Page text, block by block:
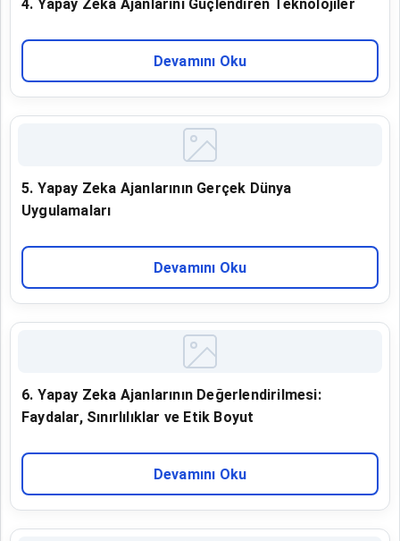
4. Yapay Zeka Ajanlarını Güçlendiren Teknolojiler
Devamını Oku
5. Yapay Zeka Ajanlarının Gerçek Dünya
Uygulamaları
Devamını Oku
6. Yapay Zeka Ajanlarının Değerlendirilmesi:
Faydalar, Sınırlılıklar ve Etik Boyut
Devamını Oku